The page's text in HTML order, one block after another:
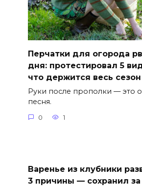
Перчатки для огорода
дня: протестировал 5
что держится весь сезон
Руки после прополки — это
песня.
0 1
Варенье из клубники
3 причины — сохранил